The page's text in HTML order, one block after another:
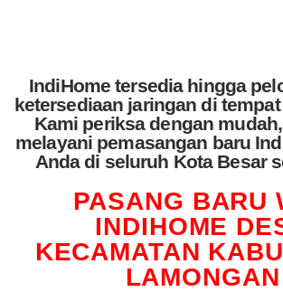
IndiHome tersedia hingga
ketersediaan jaringan di
Kami periksa dengan
melayani pemasangan baru
Anda di seluruh Kota Besar
PASANG BARU
INDIHOME
KECAMATAN
LAMONGAN